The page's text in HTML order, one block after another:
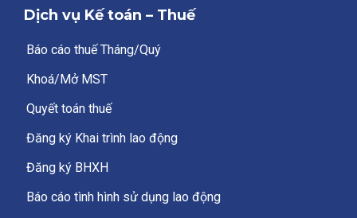
Dịch vụ Kế toán – Thuế
Báo cáo thuế Tháng/Quý
Khoá/Mở MST
Quyết toán thuế
Đăng ký Khai trình lao động
Đăng ký BHXH
Báo cáo tình hình sử dụng lao động